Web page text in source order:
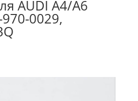
AUDI A4/A6
0029,